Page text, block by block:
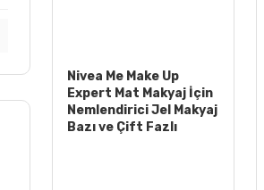
Nivea Me Make Up
Expert Mat Makyaj İçin
Nemlendirici Jel Makyaj
Bazı ve Çift Fazlı